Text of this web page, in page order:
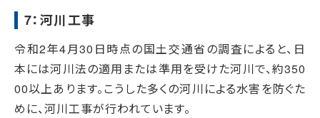
7：河川工事
令和2年4月30日時点の国土交通省の調査によると、日
本には河川法の適用または準用を受けた河川で、約350
00以上あります。こうした多くの河川による水害を防ぐた
めに、河川工事が行われています。